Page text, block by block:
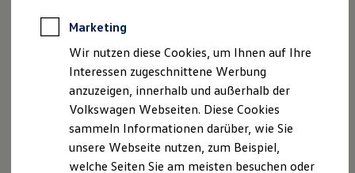
Software, Konnektivität & Apps
California App
VW Connect für Ihren ID. Buzz
VW Connect für Ihren Transporter/Caravelle
VW Connect für Ihren Amarok
VW Connect für andere Modelle
Connect Pro
Fleet Interface Data
Multistop Pathfinder
Übersicht Software Updates
Hilfreiches für Besitzer
Straßburger Straße 8
77694 Kehl am Rhein
http://www.verbraucher-schlichter.de
Datenschutzerklärung
Marketing
Wir nutzen diese Cookies, um Ihnen auf Ihre
Interessen zugeschnittene Werbung
anzuzeigen, innerhalb und außerhalb der
Volkswagen Webseiten. Diese Cookies
sammeln Informationen darüber, wie Sie
unsere Webseite nutzen, zum Beispiel,
welche Seiten Sie am meisten besuchen oder